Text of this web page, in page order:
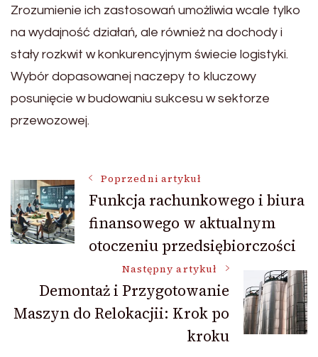
Zrozumienie ich zastosowań umożliwia wcale tylko
na wydajność działań, ale również na dochody i
stały rozkwit w konkurencyjnym świecie logistyki.
Wybór dopasowanej naczepy to kluczowy
posunięcie w budowaniu sukcesu w sektorze
przewozowej.
Nawigacja
wpisu
Poprzedni artykuł
Funkcja rachunkowego i biura
finansowego w aktualnym
otoczeniu przedsiębiorczości
Następny artykuł
Demontaż i Przygotowanie
Maszyn do Relokacjii: Krok po
kroku